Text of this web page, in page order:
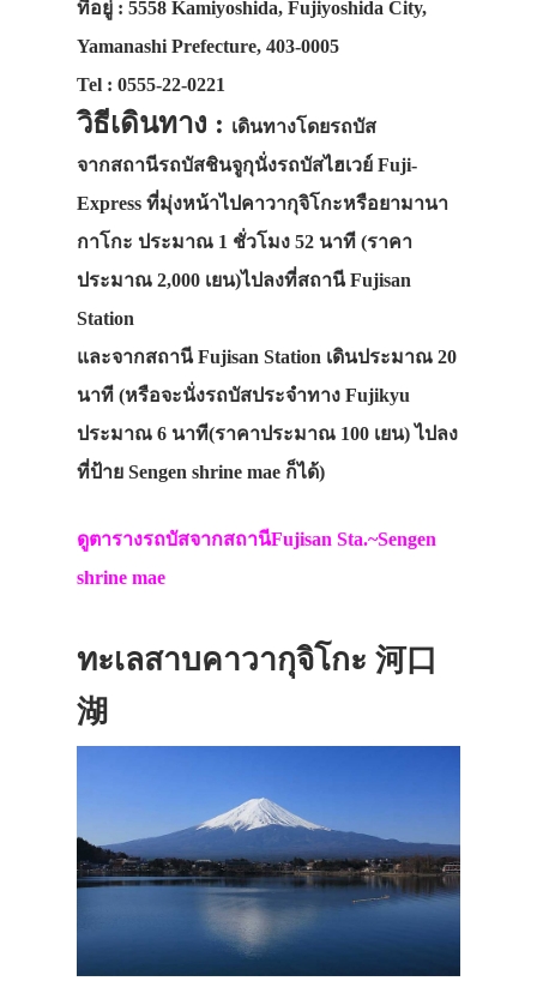
ที่อยู่ : 5558 Kamiyoshida, Fujiyoshida City,
Yamanashi Prefecture, 403-0005
Tel : 0555-22-0221
วิธีเดินทาง : เดินทางโดยรถบัส
จากสถานีรถบัสชินจูกุนั่งรถบัสไฮเวย์ Fuji-
Express ที่มุ่งหน้าไปคาวากุจิโกะหรือยามานา
กาโกะ ประมาณ 1 ชั่วโมง 52 นาที (ราคา
ประมาณ 2,000 เยน)ไปลงที่สถานี Fujisan
Station
และจากสถานี Fujisan Station เดินประมาณ 20
นาที (หรือจะนั่งรถบัสประจำทาง Fujikyu
ประมาณ 6 นาที(ราคาประมาณ 100 เยน) ไปลง
ที่ป้าย Sengen shrine mae ก็ได้)
ดูตารางรถบัสจากสถานีFujisan Sta.~Sengen
shrine mae
ทะเลสาบคาวากุจิโกะ 河口
湖